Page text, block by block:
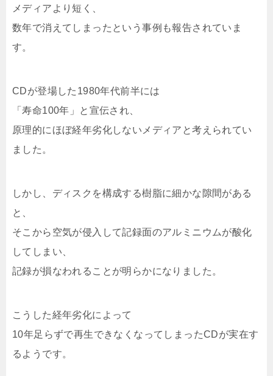
メディアより短く、
数年で消えてしまったという事例も報告されていま
す。
CDが登場した1980年代前半には
「寿命100年」と宣伝され、
原理的にほぼ経年劣化しないメディアと考えられてい
ました。
しかし、ディスクを構成する樹脂に細かな隙間がある
と、
そこから空気が侵入して記録面のアルミニウムが酸化
してしまい、
記録が損なわれることが明らかになりました。
こうした経年劣化によって
10年足らずで再生できなくなってしまったCDが実在す
るようです。